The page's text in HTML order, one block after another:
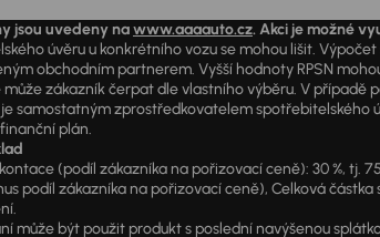
jsou uvedeny nawww.aaaauto.cz. Akci je možné
úvěru u konkrétního vozu se mohou lišit.
obchodním partnerem. Vyšší hodnoty RPSN
zákazník čerpat dle vlastního výběru. V případě
je samostatným zprostředkovatelem
plán.
(podíl zákazníka na pořizovací ceně): 30 %, tj.
podíl zákazníka na pořizovací ceně), Celková částka
může být použit produkt s poslední navýšenou